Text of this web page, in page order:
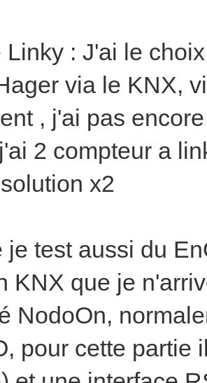
Linky : J'ai le
via le KNX,
, j'ai pas
2 compteur a
x2
je test aussi du
KNX que je
NodoOn,
pour cette partie